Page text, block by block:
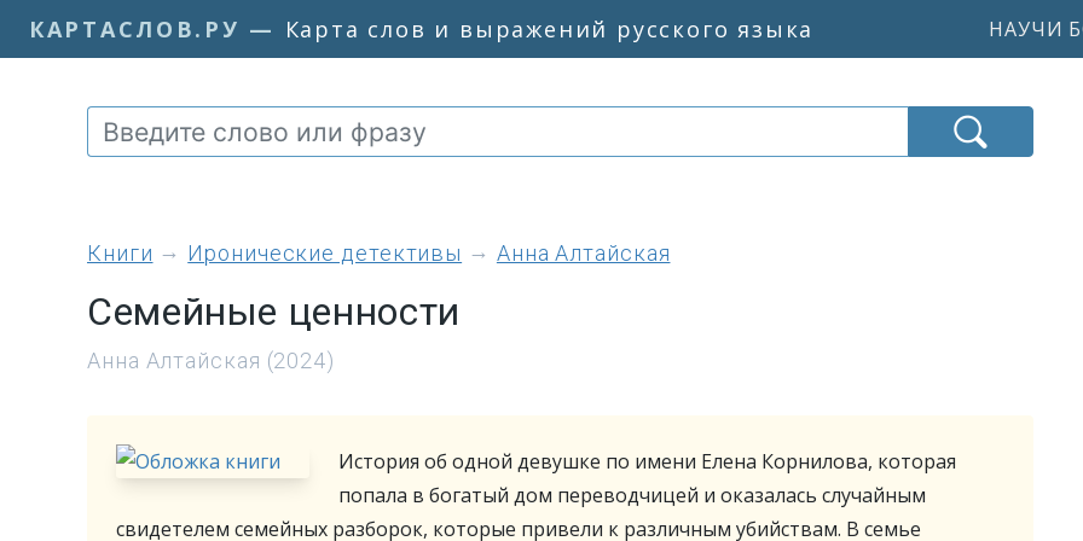
КАРТАСЛОВ.РУ — Карта слов и выражений русского языка НАУЧИ
книги Иронические детективы Анна Алтайская
Семейные ценности
Анна Алтайская (2024)
История об одной девушке по имени Елена Корнилова, которая
попала в богатый дом переводчицей и оказалась случайным
свидетелем семейных разборок, которые привели к различным убийствам. В семье